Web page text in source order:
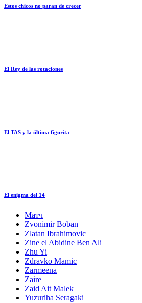
Estos chicos no paran de crecer
El Rey de las rotaciones
El TAS y la última figurita
El enigma del 14
Матч
Zvonimir Boban
Zlatan Ibrahimovic
Zine el Abidine Ben Ali
Zhu Yi
Zdravko Mamic
Zarmeena
Zaire
Zaid Ait Malek
Yuzuriha Seragaki